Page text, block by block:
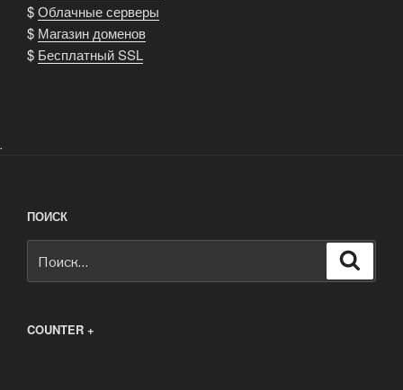
$Облачные серверы
$ Магазин доменов
$ Бесплатный SSL
.
ПОИСК
COUNTER +